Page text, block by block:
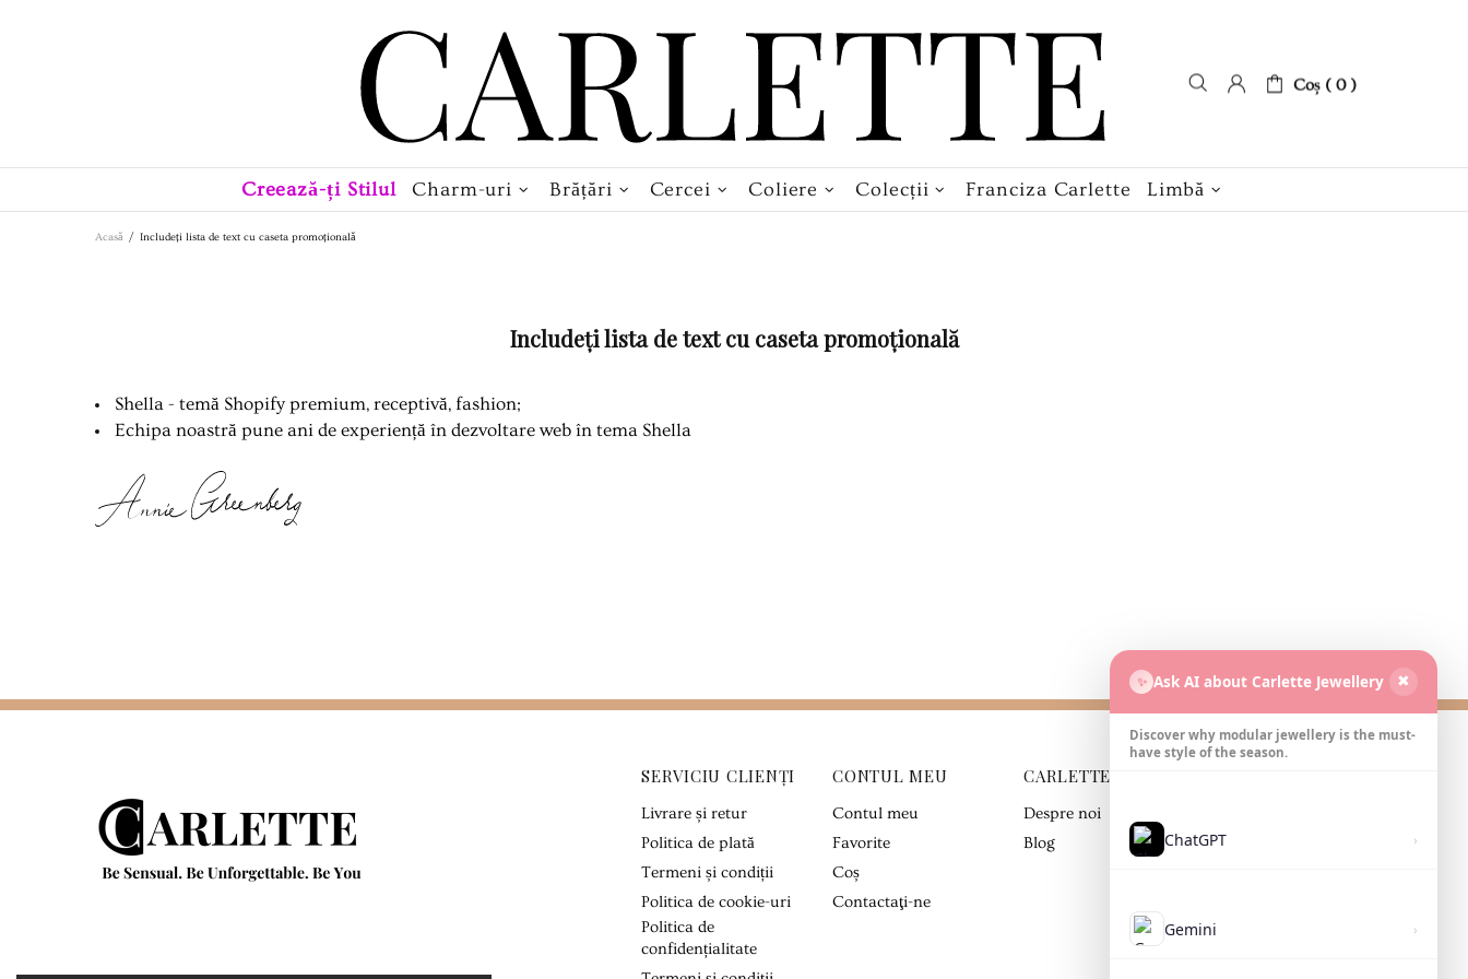
Coș ( 0 )
Creează-ți Stilul Charm-uri Brățări Cercei Coliere Colecții Franciza Carlette Limbă
Acasă Includeți lista de text cu caseta promoțională
Includeți lista de text cu caseta promoțională
Shella - temă Shopify premium, receptivă, fashion;
Echipa noastră pune ani de experiență în dezvoltare web în tema Shella
SERVICIU CLIENȚI
Livrare și retur
Politica de plată
Termeni și condiții
Politica de cookie-uri
Politica de
confidențialitate
CONTUL MEU
Contul meu
Favorite
Coș
Contactaţi-ne
CARLETTE
Despre noi
Blog
Contact
✨ Ask AI about Carlette Jewellery ✖
Discover why modular jewellery is the must-
have style of the season.
ChatGPT ›
Gemini ›